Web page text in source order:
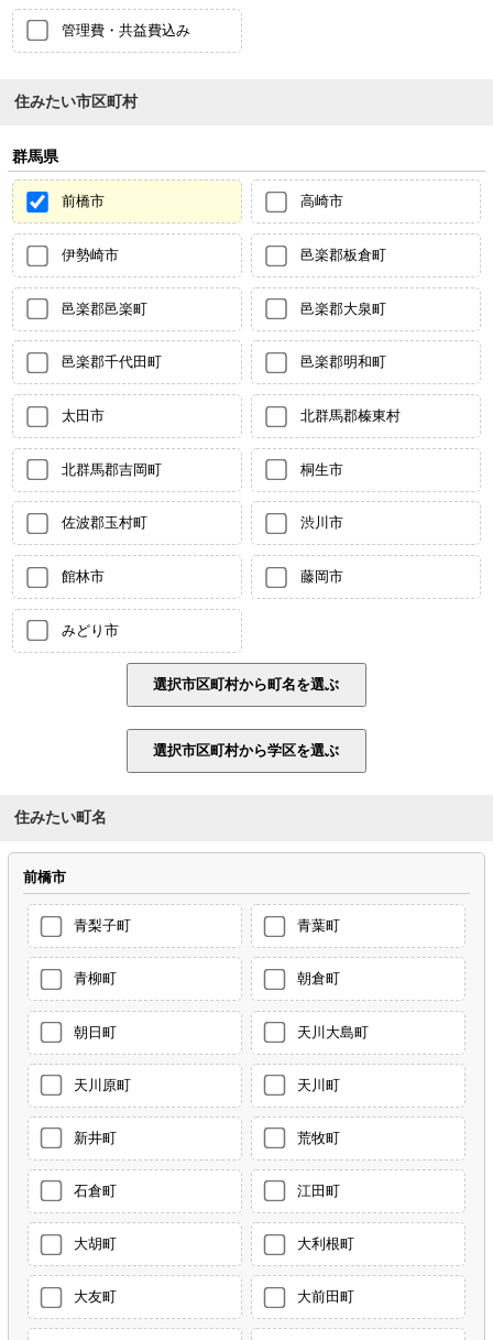
管理費・共益費込み
住みたい市区町村
群馬県
前橋市 高崎市
伊勢崎市 邑楽郡板倉町
邑楽郡邑楽町 邑楽郡大泉町
邑楽郡千代田町 邑楽郡明和町
太田市 北群馬郡榛東村
北群馬郡吉岡町 桐生市
佐波郡玉村町 渋川市
館林市 藤岡市
みどり市
住みたい町名
前橋市
青梨子町 青葉町
青柳町 朝倉町
朝日町 天川大島町
天川原町 天川町
新井町 荒牧町
石倉町 江田町
大胡町 大利根町
大友町 大前田町